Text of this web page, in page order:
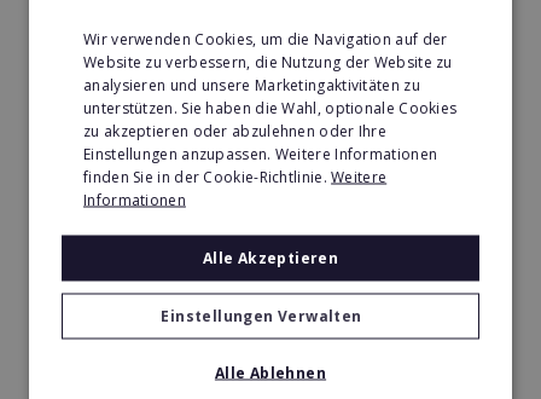
Körperformen EMS
Körperformen - Erfolg mit medizinisch erprobtem
Wir verwenden Cookies, um die Navigation auf der
Website zu verbessern, die Nutzung der Website zu
analysieren und unsere Marketingaktivitäten zu
unterstützen. Sie haben die Wahl, optionale Cookies
zu akzeptieren oder abzulehnen oder Ihre
Einstellungen anzupassen. Weitere Informationen
finden Sie in der Cookie-Richtlinie.Weitere
Informationen
Alle Akzeptieren
Einstellungen Verwalten
Alle Ablehnen